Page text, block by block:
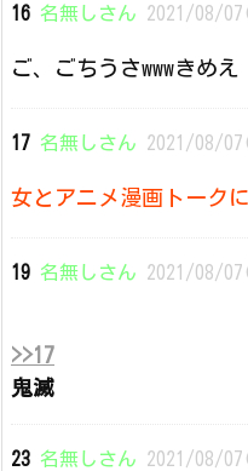
16 名無しさん 2021/08/
ご、ごちうさwwwきめえ
17 名無しさん 2021/08/
女とアニメ漫画トーク
19 名無しさん 2021/08/
>>17
鬼滅
23 名無しさん 2021/08/